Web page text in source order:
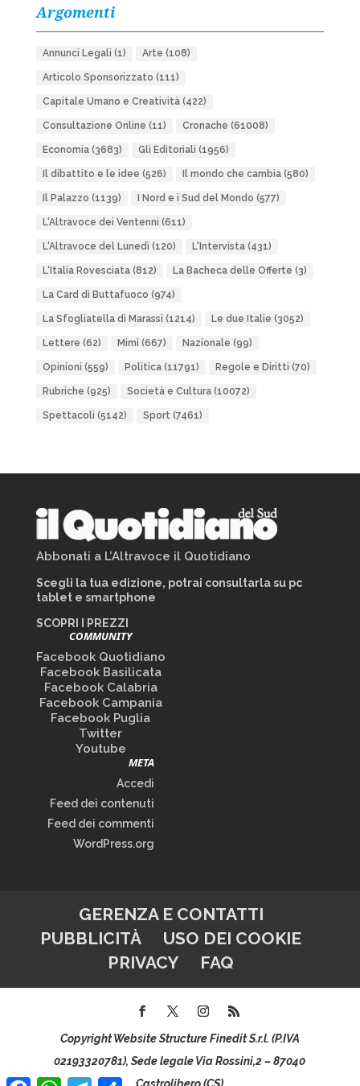
Argomenti
Annunci Legali (1) Arte (108)
Articolo Sponsorizzato (111)
Capitale Umano e Creatività(422)
Consultazione Online (11) Cronache (61008)
Economia(3683) Gli Editoriali (1956)
Il dibattito e le idee (526) Il mondo che cambia(580)
Il Palazzo (1139) I Nord e i Sud del Mondo (577)
L'Altravoce dei Ventenni (611)
L'Altravoce del Lunedì (120) L'Intervista(431)
L'Italia Rovesciata(812) La Bacheca delle Offerte (3)
La Card di Buttafuoco (974)
La Sfogliatella di Marassi (1214) Le due Italie (3052)
Lettere (62) Mimì (667) Nazionale (99)
Opinioni (559) Politica(11791) Regole e Diritti (70)
Rubriche (925) Società e Cultura(10072)
Spettacoli (5142) Sport(7461)
Abbonati a L’Altravoce il Quotidiano
Scegli la tua edizione, potrai consultarla su pc
tablet e smartphone
SCOPRI I PREZZI
COMMUNITY
Facebook Quotidiano
Facebook Basilicata
Facebook Calabria
Facebook Campania
Facebook Puglia
Twitter
Youtube
META
Accedi
Feed dei contenuti
Feed dei commenti
WordPress.org
GERENZA E CONTATTI
PUBBLICITÀ
USO DEI COOKIE
PRIVACY
FAQ
Copyright Website Structure Finedit S.r.l. (P.IVA
02193320781), Sede legale Via Rossini,2 – 87040